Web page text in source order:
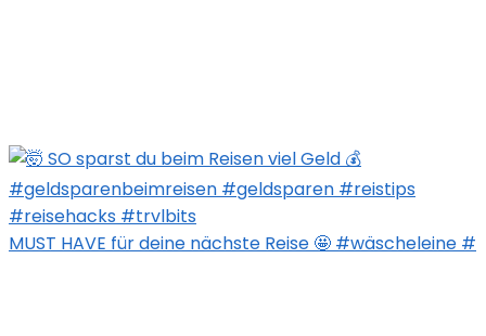
MUST HAVE für deine nächste Reise 🤩 #wäscheleine #